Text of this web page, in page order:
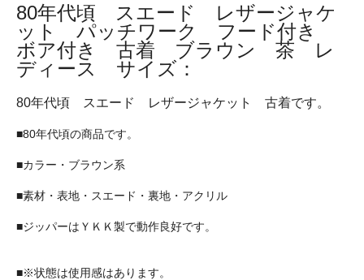
80年代頃 スエード レザージャケ
ット パッチワーク フード付き
ボア付き 古着 ブラウン 茶 レ
ディース サイズ：
80年代頃 スエード レザージャケット 古着です。
■80年代頃の商品です。
■カラー・ブラウン系
■素材・表地・スエード・裏地・アクリル
■ジッパーはＹＫＫ製で動作良好です。
■※状態は使用感はあります。